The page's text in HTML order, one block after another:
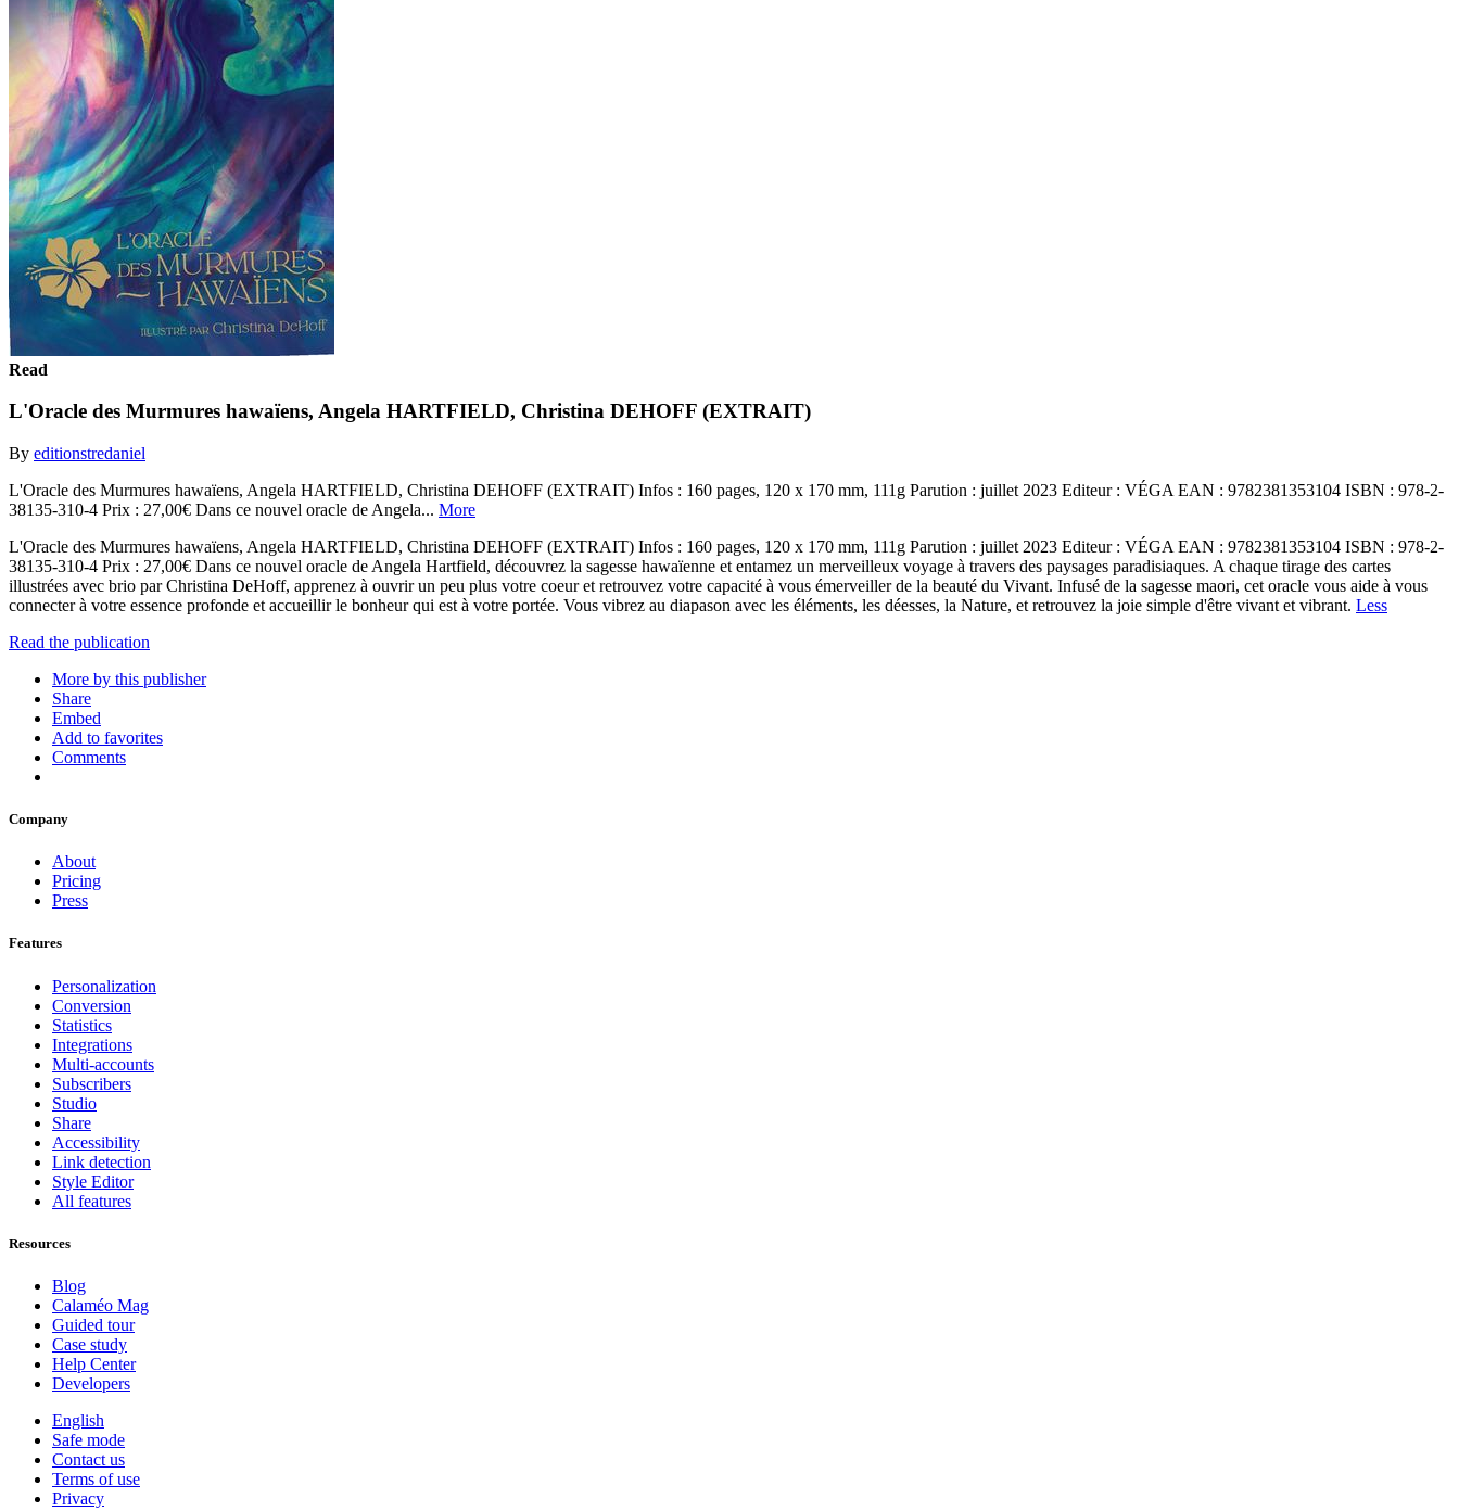
Read
L'Oracle des Murmures hawaïens, Angela HARTFIELD, Christina DEHOFF (EXTRAIT)
By editionstredaniel
L'Oracle des Murmures hawaïens, Angela HARTFIELD, Christina DEHOFF (EXTRAIT) Infos : 160 pages, 120 x 170 mm, 111g Parution : juillet 2023 Editeur : VÉGA EAN : 9782381353104 ISBN : 978-2-
38135-310-4 Prix : 27,00€ Dans ce nouvel oracle de Angela... More
L'Oracle des Murmures hawaïens, Angela HARTFIELD, Christina DEHOFF (EXTRAIT) Infos : 160 pages, 120 x 170 mm, 111g Parution : juillet 2023 Editeur : VÉGA EAN : 9782381353104 ISBN : 978-2-
38135-310-4 Prix : 27,00€ Dans ce nouvel oracle de Angela Hartfield, découvrez la sagesse hawaïenne et entamez un merveilleux voyage à travers des paysages paradisiaques. A chaque tirage des cartes
illustrées avec brio par Christina DeHoff, apprenez à ouvrir un peu plus votre coeur et retrouvez votre capacité à vous émerveiller de la beauté du Vivant. Infusé de la sagesse maori, cet oracle vous aide à vous
connecter à votre essence profonde et accueillir le bonheur qui est à votre portée. Vous vibrez au diapason avec les éléments, les déesses, la Nature, et retrouvez la joie simple d'être vivant et vibrant. Less
Read the publication
More by this publisher
Share
Embed
Add to favorites
Comments
Company
About
Pricing
Press
Features
Personalization
Conversion
Statistics
Integrations
Multi-accounts
Subscribers
Studio
Share
Accessibility
Link detection
Style Editor
All features
Resources
Blog
Calaméo Mag
Guided tour
Case study
Help Center
Developers
English
Safe mode
Contact us
Terms of use
Privacy